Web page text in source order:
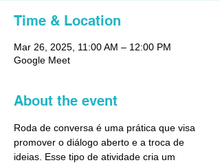
Time & Location
Mar 26, 2025, 11:00 AM – 12:00 PM
Google Meet
About the event
Roda de conversa é uma prática que visa
promover o diálogo aberto e a troca de
ideias. Esse tipo de atividade cria um